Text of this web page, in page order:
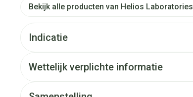
Bekijk alle producten van Helios Laboratories
Indicatie
Wettelijk verplichte informatie